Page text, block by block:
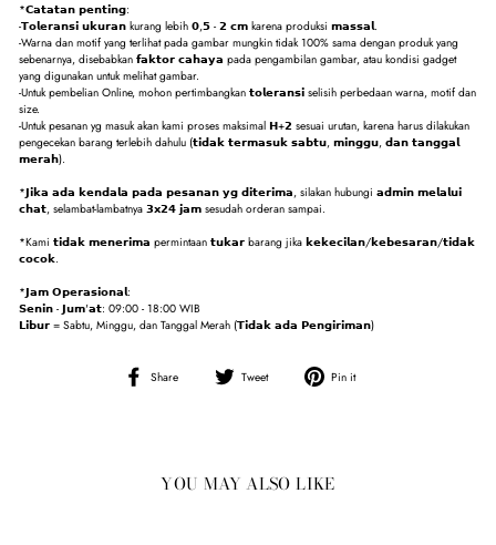
*𝗖𝗮𝘁𝗮𝘁𝗮𝗻 𝗽𝗲𝗻𝘁𝗶𝗻𝗴:
-𝗧𝗼𝗹𝗲𝗿𝗮𝗻𝘀𝗶 𝘂𝗸𝘂𝗿𝗮𝗻 kurang lebih 𝟬,𝟱 - 𝟮 𝗰𝗺 karena produksi 𝗺𝗮𝘀𝘀𝗮𝗹.
-Warna dan motif yang terlihat pada gambar mungkin tidak 100% sama dengan produk yang
sebenarnya, disebabkan 𝗳𝗮𝗸𝘁𝗼𝗿 𝗰𝗮𝗵𝗮𝘆𝗮 pada pengambilan gambar, atau kondisi gadget
yang digunakan untuk melihat gambar.
-Untuk pembelian Online, mohon pertimbangkan 𝘁𝗼𝗹𝗲𝗿𝗮𝗻𝘀𝗶 selisih perbedaan warna, motif dan
size.
-Untuk pesanan yg masuk akan kami proses maksimal 𝗛+𝟮 sesuai urutan, karena harus dilakukan
pengecekan barang terlebih dahulu (𝘁𝗶𝗱𝗮𝗸 𝘁𝗲𝗿𝗺𝗮𝘀𝘂𝗸 𝘀𝗮𝗯𝘁𝘂, 𝗺𝗶𝗻𝗴𝗴𝘂, 𝗱𝗮𝗻 𝘁𝗮𝗻𝗴𝗴𝗮𝗹
𝗺𝗲𝗿𝗮𝗵).
*𝗝𝗶𝗸𝗮 𝗮𝗱𝗮 𝗸𝗲𝗻𝗱𝗮𝗹𝗮 𝗽𝗮𝗱𝗮 𝗽𝗲𝘀𝗮𝗻𝗮𝗻 𝘆𝗴 𝗱𝗶𝘁𝗲𝗿𝗶𝗺𝗮, silakan hubungi 𝗮𝗱𝗺𝗶𝗻 𝗺𝗲𝗹𝗮𝗹𝘂𝗶
𝗰𝗵𝗮𝘁, selambat-lambatnya 𝟯𝘅𝟮𝟰 𝗷𝗮𝗺 sesudah orderan sampai.
*Kami 𝘁𝗶𝗱𝗮𝗸 𝗺𝗲𝗻𝗲𝗿𝗶𝗺𝗮 permintaan 𝘁𝘂𝗸𝗮𝗿 barang jika 𝗸𝗲𝗸𝗲𝗰𝗶𝗹𝗮𝗻/𝗸𝗲𝗯𝗲𝘀𝗮𝗿𝗮𝗻/𝘁𝗶𝗱𝗮𝗸
𝗰𝗼𝗰𝗼𝗸.
*𝗝𝗮𝗺 𝗢𝗽𝗲𝗿𝗮𝘀𝗶𝗼𝗻𝗮𝗹:
𝗦𝗲𝗻𝗶𝗻 - 𝗝𝘂𝗺'𝗮𝘁: 09:00 - 18:00 WIB
𝗟𝗶𝗯𝘂𝗿 = Sabtu, Minggu, dan Tanggal Merah (𝗧𝗶𝗱𝗮𝗸 𝗮𝗱𝗮 𝗣𝗲𝗻𝗴𝗶𝗿𝗶𝗺𝗮𝗻)
Share
Share
Tweet
Tweet
Pin it
YOU MAY ALSO LIKE